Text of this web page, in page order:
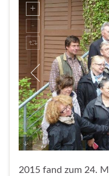
2015 fand zum 24.